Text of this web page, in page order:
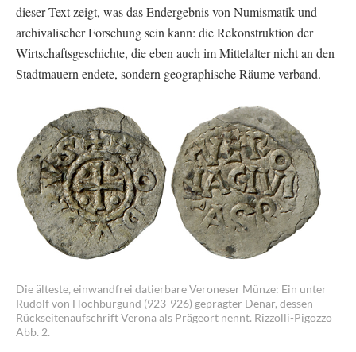
dieser Text zeigt, was das Endergebnis von Numismatik und
archivalischer Forschung sein kann: die Rekonstruktion der
Wirtschaftsgeschichte, die eben auch im Mittelalter nicht an den
Stadtmauern endete, sondern geographische Räume verband.
Die älteste, einwandfrei datierbare Veroneser Münze: Ein unter
Rudolf von Hochburgund (923-926) geprägter Denar, dessen
Rückseitenaufschrift Verona als Prägeort nennt. Rizzolli-Pigozzo
Abb. 2.